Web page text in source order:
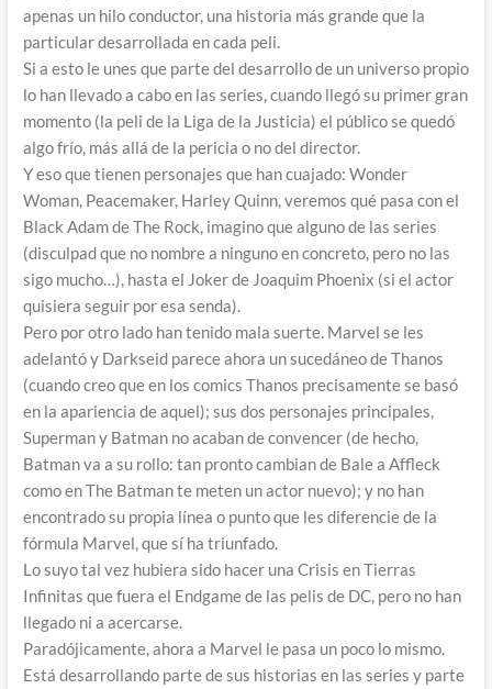
apenas un hilo conductor, una historia más grande que la
particular desarrollada en cada peli.
Si a esto le unes que parte del desarrollo de un universo propio
lo han llevado a cabo en las series, cuando llegó su primer gran
momento (la peli de la Liga de la Justicia) el público se quedó
algo frío, más allá de la pericia o no del director.
Y eso que tienen personajes que han cuajado: Wonder
Woman, Peacemaker, Harley Quinn, veremos qué pasa con el
Black Adam de The Rock, imagino que alguno de las series
(disculpad que no nombre a ninguno en concreto, pero no las
sigo mucho…), hasta el Joker de Joaquim Phoenix (si el actor
quisiera seguir por esa senda).
Pero por otro lado han tenido mala suerte. Marvel se les
adelantó y Darkseid parece ahora un sucedáneo de Thanos
(cuando creo que en los comics Thanos precisamente se basó
en la apariencia de aquel); sus dos personajes principales,
Superman y Batman no acaban de convencer (de hecho,
Batman va a su rollo: tan pronto cambian de Bale a Affleck
como en The Batman te meten un actor nuevo); y no han
encontrado su propia línea o punto que les diferencie de la
fórmula Marvel, que sí ha triunfado.
Lo suyo tal vez hubiera sido hacer una Crisis en Tierras
Infinitas que fuera el Endgame de las pelis de DC, pero no han
llegado ni a acercarse.
Paradójicamente, ahora a Marvel le pasa un poco lo mismo.
Está desarrollando parte de sus historias en las series y parte